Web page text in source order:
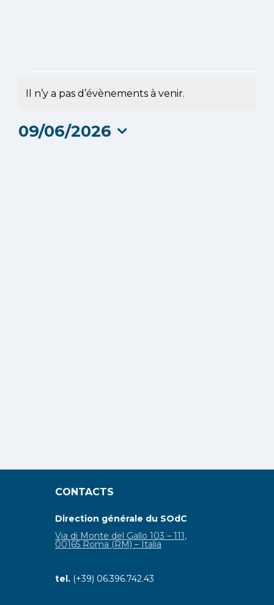
Évènements
9
Notice
Il n’y a pas d’évènements à venir.
09/06/2026
CONTACTS
Direction générale du SOdC
Via di Monte del Gallo 103 – 111,
00165 Roma (RM) – Italia
tel. (+39) 06.396.742.43